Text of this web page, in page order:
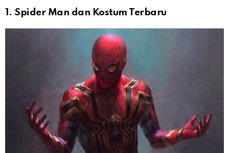
1. Spider Man dan Kostum Terbaru